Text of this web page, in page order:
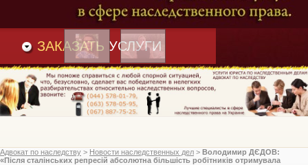
ЗАКАЗАТЬ УСЛУГИ
Адвокат по наследству > Новости наследственных дел > Володимир ДЄДОВ:
«Після сталінських репресій абсолютна більшість робітників отримувала